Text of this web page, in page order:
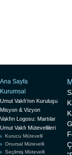
Ana Sayfa
Kurumsal
Umut Vakfı’nın Kuruluşu
Misyon & Vizyon
Vakfın Logosu: Martılar
Umut Vakfı Mütevellileri
Kurucu Mütevelli
Onursal Mütevelli
Seçilmiş Mütevelli